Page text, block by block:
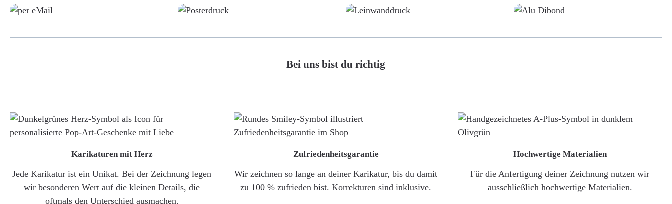
Bei uns bist du richtig
Karikaturen mit Herz
Jede Karikatur ist ein Unikat. Bei der Zeichnung legen
wir besonderen Wert auf die kleinen Details, die
oftmals den Unterschied ausmachen.
Zufriedenheitsgarantie
Wir zeichnen so lange an deiner Karikatur, bis du damit
zu 100 % zufrieden bist. Korrekturen sind inklusive.
Hochwertige Materialien
Für die Anfertigung deiner Zeichnung nutzen wir
ausschließlich hochwertige Materialien.